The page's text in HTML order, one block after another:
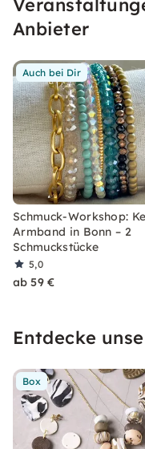
stehen im
Anbieter
Auch bei Dir
Schmuck-Workshop:
Armband in Bonn – 2
Schmuckstücke
5,0
ab 59 €
Entdecke
Box